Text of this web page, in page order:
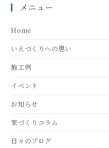
メニュー
Home
いえづくりへの思い
施工例
イベント
お知らせ
家づくりコラム
日々のブログ